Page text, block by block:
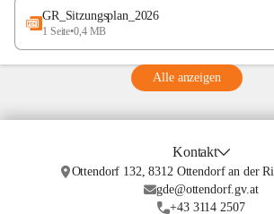
GR_Sitzungsplan_2026
1 Seite•0,4 MB
Alle anzeigen
Kontakt
Ottendorf 132, 8312 Ottendorf an der
gde@ottendorf.gv.at
+43 3114 2507